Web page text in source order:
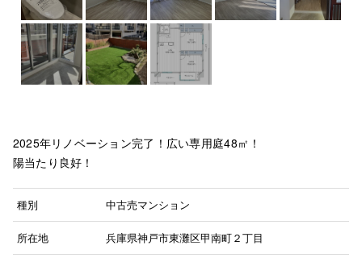
2025年リノベーション完了！広い専用庭48㎡！
陽当たり良好！
種別 中古売マンション
所在地 兵庫県神戸市東灘区甲南町２丁目